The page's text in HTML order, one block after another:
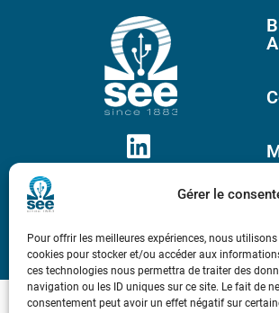
Gérer le
Pour offrir les meilleures expériences, nous
cookies pour stocker et/ou accéder aux
ces technologies nous permettra de traiter des
navigation ou les ID uniques sur ce site. Le fait de
consentement peut avoir un effet négatif sur